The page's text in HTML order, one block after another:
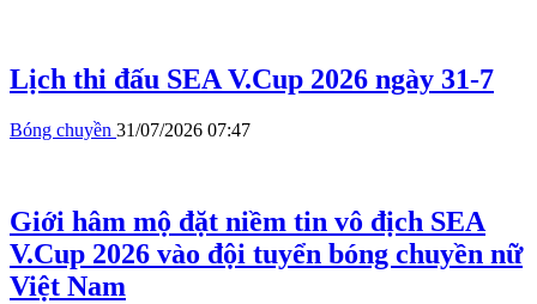
Lịch thi đấu SEA V.Cup 2026 ngày 31-7
Bóng chuyền 31/07/2026 07:47
Giới hâm mộ đặt niềm tin vô địch SEA
V.Cup 2026 vào đội tuyển bóng chuyền nữ
Việt Nam